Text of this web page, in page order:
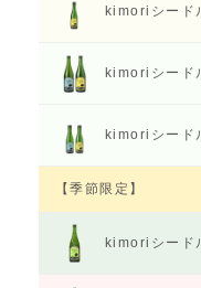
kimoriシード
kimoriシード
kimoriシード
【季節限定】
kimoriシード